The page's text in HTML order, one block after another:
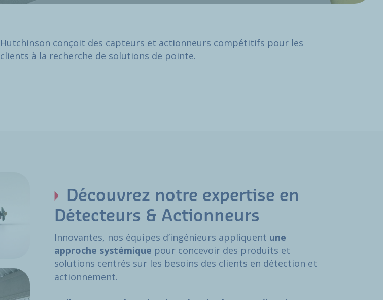
Hutchinson conçoit des capteurs et actionneurs compétitifs pour les
clients à la recherche de solutions de pointe.
Découvrez notre expertise en
Détecteurs & Actionneurs
Innovantes, nos équipes d’ingénieurs appliquent une
approche systémique pour concevoir des produits et
solutions centrés sur les besoins des clients en détection et
actionnement.